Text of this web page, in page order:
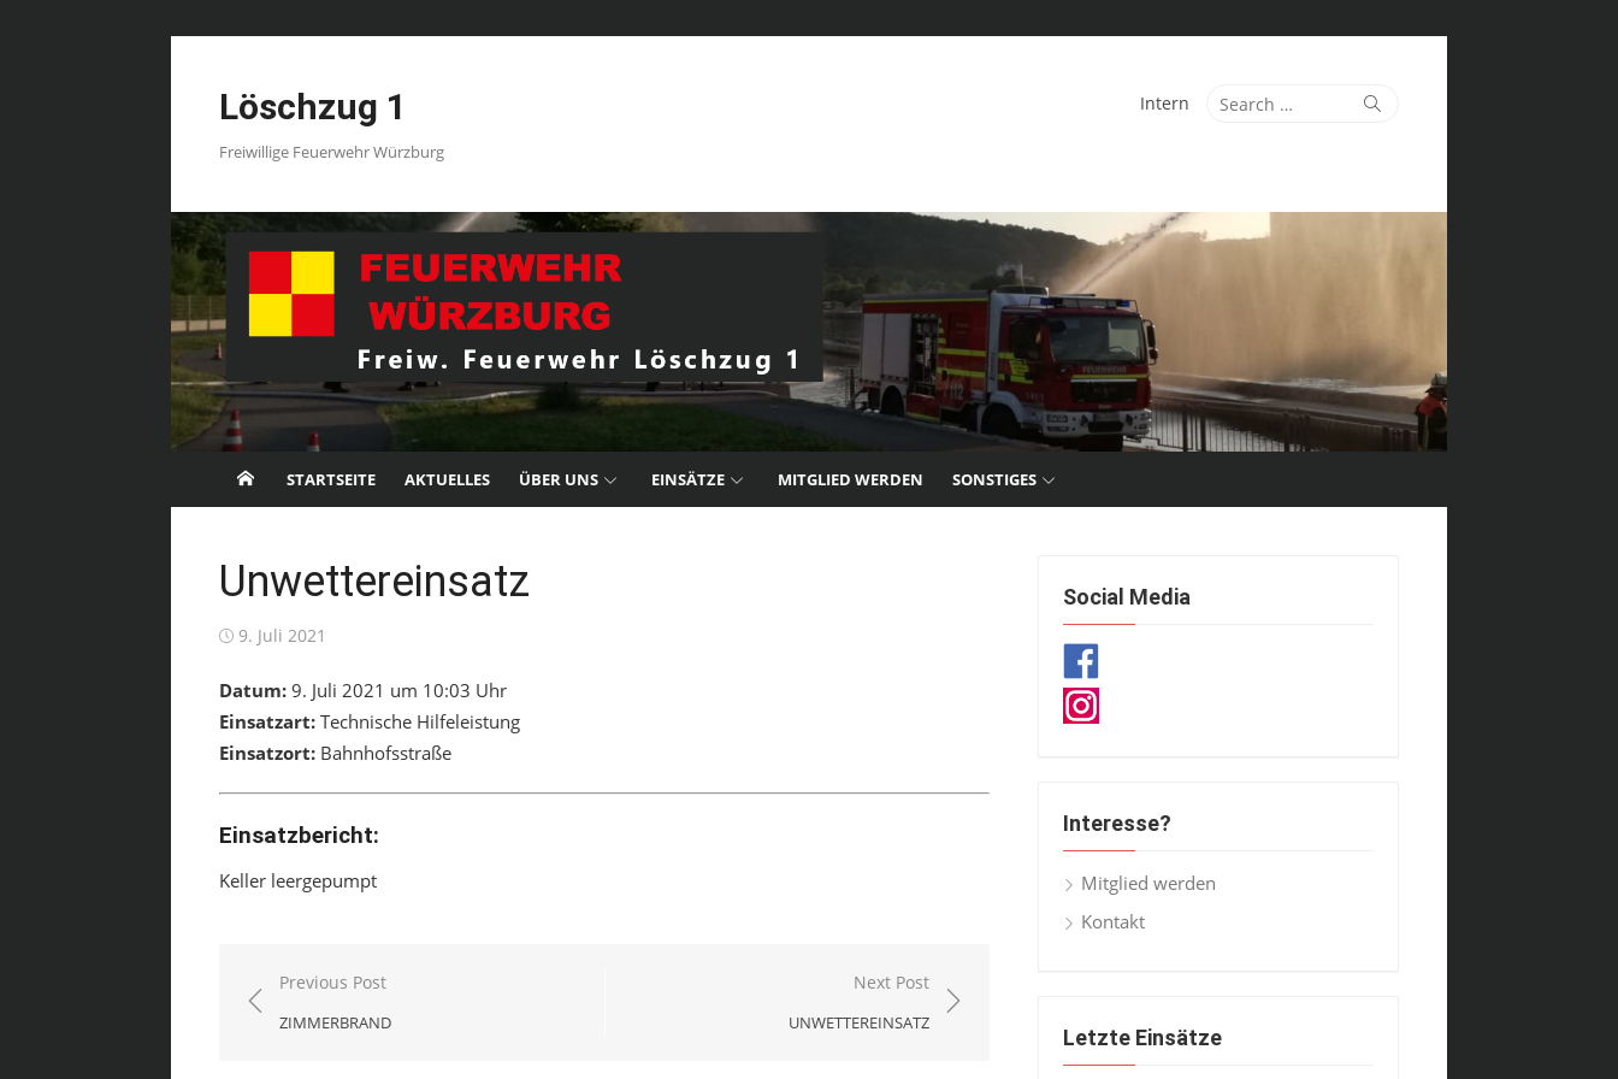
Löschzug 1
Freiwillige Feuerwehr Würzburg
Search
Search
Intern
STARTSEITE AKTUELLES ÜBER UNS EINSÄTZE MITGLIED WERDEN SONSTIGES
Unwettereinsatz
Posted
9. Juli 2021
Datum: 9. Juli 2021 um 10:03 Uhr
Einsatzart: Technische Hilfeleistung
Einsatzort: Bahnhofsstraße
Einsatzbericht:
Keller leergepumpt
Beitragsnavigation
Previous Post
ZIMMERBRAND
Next Post
UNWETTEREINSATZ
Social Media
Interesse?
Mitglied werden
Kontakt
Letzte Einsätze